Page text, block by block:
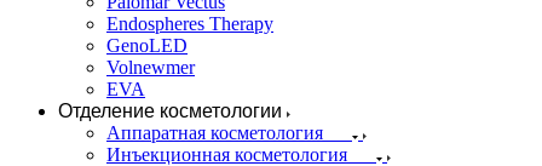
Endospheres Therapy
GenoLED
Volnewmer
EVA
Отделение косметологии
Аппаратная косметология
Инъекционная косметология